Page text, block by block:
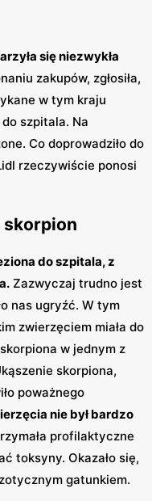
się niezwykła
zakupów, zgłosiła,
w tym kraju
szpitala. Na
Co doprowadziło do
rzeczywiście ponosi
skorpion
do szpitala, z
Zazwyczaj trudno jest
nas ugryźć. W tym
zwierzęciem miała do
w jednym z
skorpiona,
poważnego
nie był bardzo
profilaktyczne
toksyny. Okazało się,
gatunkiem.